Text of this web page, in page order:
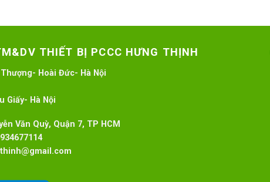
THIẾT BỊ PCCC HƯNG THỊNH
Hoài Đức- Hà Nội
Giấy- Hà Nội
Văn Quỳ, Quận 7, TP HCM